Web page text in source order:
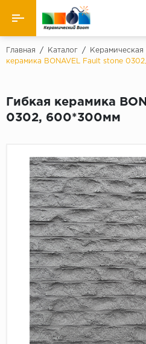
Назад
Керамическая плитка
Мозаики
Искусственный камень
Клинкер
Главная / Каталог / Керамическая
керамика BONAVEL Fault stone
Гибкая керамика
0302, 600*300мм